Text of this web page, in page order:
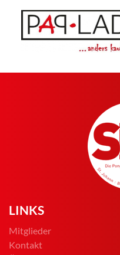
LINKS
Mitglieder
Kontakt